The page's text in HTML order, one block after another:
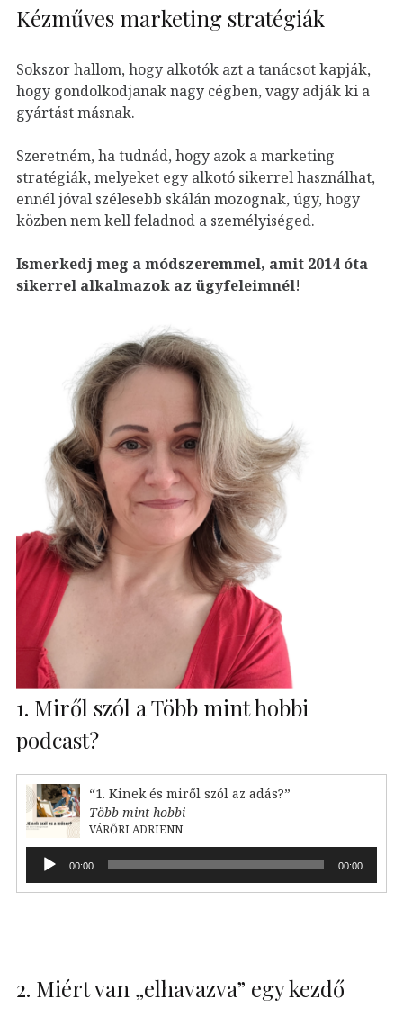
Kézműves marketing stratégiák
Sokszor hallom, hogy alkotók azt a tanácsot kapják,
hogy gondolkodjanak nagy cégben, vagy adják ki a
gyártást másnak.
Szeretném, ha tudnád, hogy azok a marketing
stratégiák, melyeket egy alkotó sikerrel használhat,
ennél jóval szélesebb skálán mozognak, úgy, hogy
közben nem kell feladnod a személyiséged.
Ismerkedj meg a módszeremmel, amit 2014 óta
sikerrel alkalmazok az ügyfeleimnél!
1. Miről szól a Több mint hobbi
podcast?
“1. Kinek és miről szól az adás?”
Több mint hobbi
VÁRŐRI ADRIENN
Audió
lejátszó00:00 00:00
2. Miért van „elhavazva” egy kezdő